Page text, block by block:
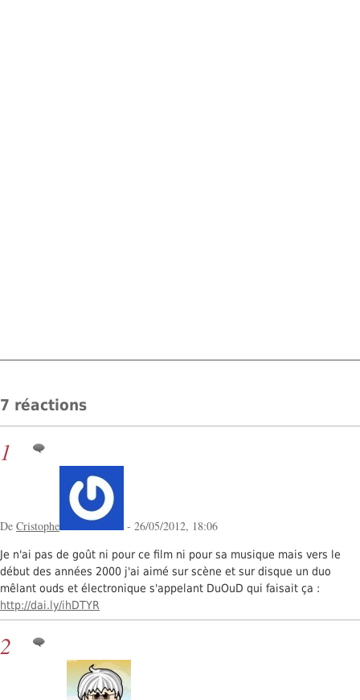
7 réactions
1
De Cristophe - 26/05/2012, 18:06
Je n'ai pas de goût ni pour ce film ni pour sa musique mais vers le
début des années 2000 j'ai aimé sur scène et sur disque un duo
mêlant ouds et électronique s'appelant DuOuD qui faisait ça :
http://dai.ly/ihDTYR
2